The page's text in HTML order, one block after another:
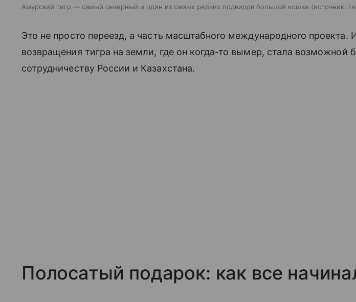
Амурский тигр — самый северный и один из самых редких подвидов большой кошки источник:
Это не просто переезд, а часть масштабного международного проекта.
возвращения тигра на земли, где он когда-то вымер, стала возможной
сотрудничеству России и Казахстана.
Полосатый подарок: как все